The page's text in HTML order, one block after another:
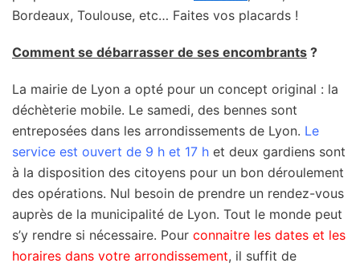
Bordeaux, Toulouse, etc… Faites vos placards !
Comment se débarrasser de ses encombrants ?
La mairie de Lyon a opté pour un concept original : la
déchèterie mobile. Le samedi, des bennes sont
entreposées dans les arrondissements de Lyon. Le
service est ouvert de 9 h et 17 h et deux gardiens sont
à la disposition des citoyens pour un bon déroulement
des opérations. Nul besoin de prendre un rendez-vous
auprès de la municipalité de Lyon. Tout le monde peut
s’y rendre si nécessaire. Pour connaitre les dates et les
horaires dans votre arrondissement, il suffit de